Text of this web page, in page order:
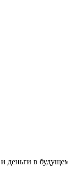
деньги в